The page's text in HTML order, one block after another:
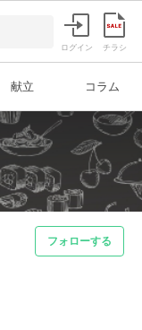
ログイン チラシ
献立 コラム
フォローする